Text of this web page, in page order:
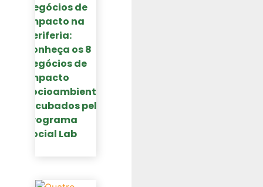
Negócios de
impacto na
periferia:
conheça os 8
negócios de
impacto
socioambiental
incubados pelo
Programa
Social Lab